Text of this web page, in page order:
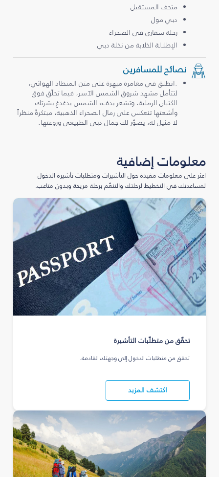
متحف المستقبل
دبي مول
رحلة سفاري في الصحراء
الإطلالة الخلابة من نخلة دبي
نصائح للمسافرين
.انطلق في مغامرة مبهرة على متن المنطاد الهوائي،
لتتأمل مشهد شروق الشمس الآسر، فيما تحلّق فوق
الكثبان الرملية، وتشعر بدفء الشمس يدغدغ بشرتك
وأشعتها تنعكس على رمال الصحراء الذهبية، مبتكرةً منظراً
لا مثيل له، يصوّر لك جمال دبي الطبيعي وروعتها.
معلومات إضافية
اعثر على معلومات مفيدة حول التأشيرات ومتطلبات تأشيرة الدخول
لمساعدتك في التخطيط لرحلتك والتنعّم برحلة مريحة وبدون متاعب.
تحقّق من متطلّبات التأشيرة
تحقق من متطلبات الدخول إلى وجهتك القادمة.
اكتشف المزيد